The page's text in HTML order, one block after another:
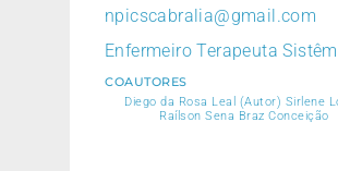
npicscabralia@gmail.com
Enfermeiro Terapeuta
COAUTORES
Diego da Rosa Leal (Autor) Sirlene
Raílson Sena Braz Conceição